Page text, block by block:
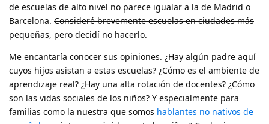
de escuelas de alto nivel no parece igualar a la de Madrid o
Barcelona. Consideré brevemente escuelas en ciudades más
pequeñas, pero decidí no hacerlo.
Me encantaría conocer sus opiniones. ¿Hay algún padre aquí
cuyos hijos asistan a estas escuelas? ¿Cómo es el ambiente de
aprendizaje real? ¿Hay una alta rotación de docentes? ¿Cómo
son las vidas sociales de los niños? Y especialmente para
familias como la nuestra que somos hablantes no nativos de